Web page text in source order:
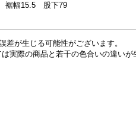
裾幅15.5 股下79
が生じる可能性がございます。
実際の商品と若干の色合いの違いが